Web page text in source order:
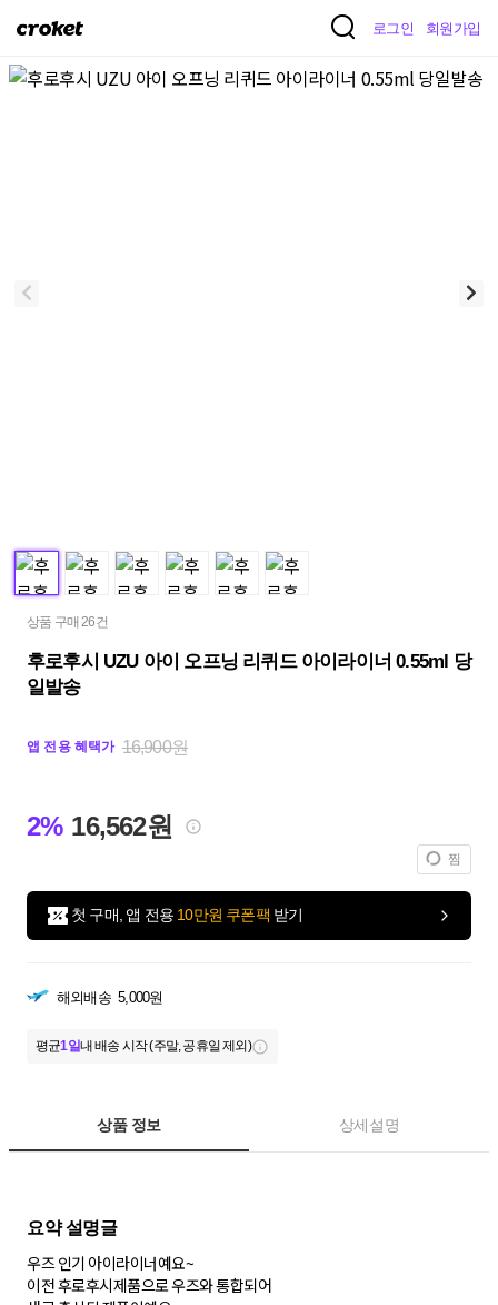
크
켓
로그인 회원가입
상품 구매 26건
후로후시 UZU 아이 오프닝 리퀴드 아이라이너 0.55ml 당
일발송
앱 전용 혜택가 16,900원
2% 16,562원
찜
첫 구매, 앱 전용 10만원 쿠폰팩 받기
해외배송 5,000원
평균1일내 배송 시작 (주말, 공휴일 제외)
상품 정보 상세설명
요약 설명글
우즈 인기 아이라이너예요~
이전 후로후시제품으로 우즈와 통합되어